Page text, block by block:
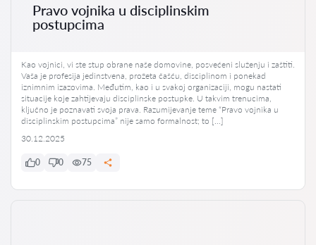
Pravo vojnika u disciplinskim
postupcima
Kao vojnici, vi ste stup obrane naše domovine, posvećeni služenju i zaštiti.
Vaša je profesija jedinstvena, prožeta čašću, disciplinom i ponekad
iznimnim izazovima. Međutim, kao i u svakoj organizaciji, mogu nastati
situacije koje zahtijevaju disciplinske postupke. U takvim trenucima,
ključno je poznavati svoja prava. Razumijevanje teme “Pravo vojnika u
disciplinskim postupcima” nije samo formalnost; to […]
30.12.2025
0 0 75